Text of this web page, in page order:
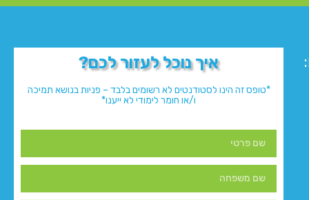
איך נוכל לעזור לכם?
*טופס זה הינו לסטודנטים לא רשומים בלבד – פניות בנושא תמיכה
ו/או חומר לימודי לא ייענו*